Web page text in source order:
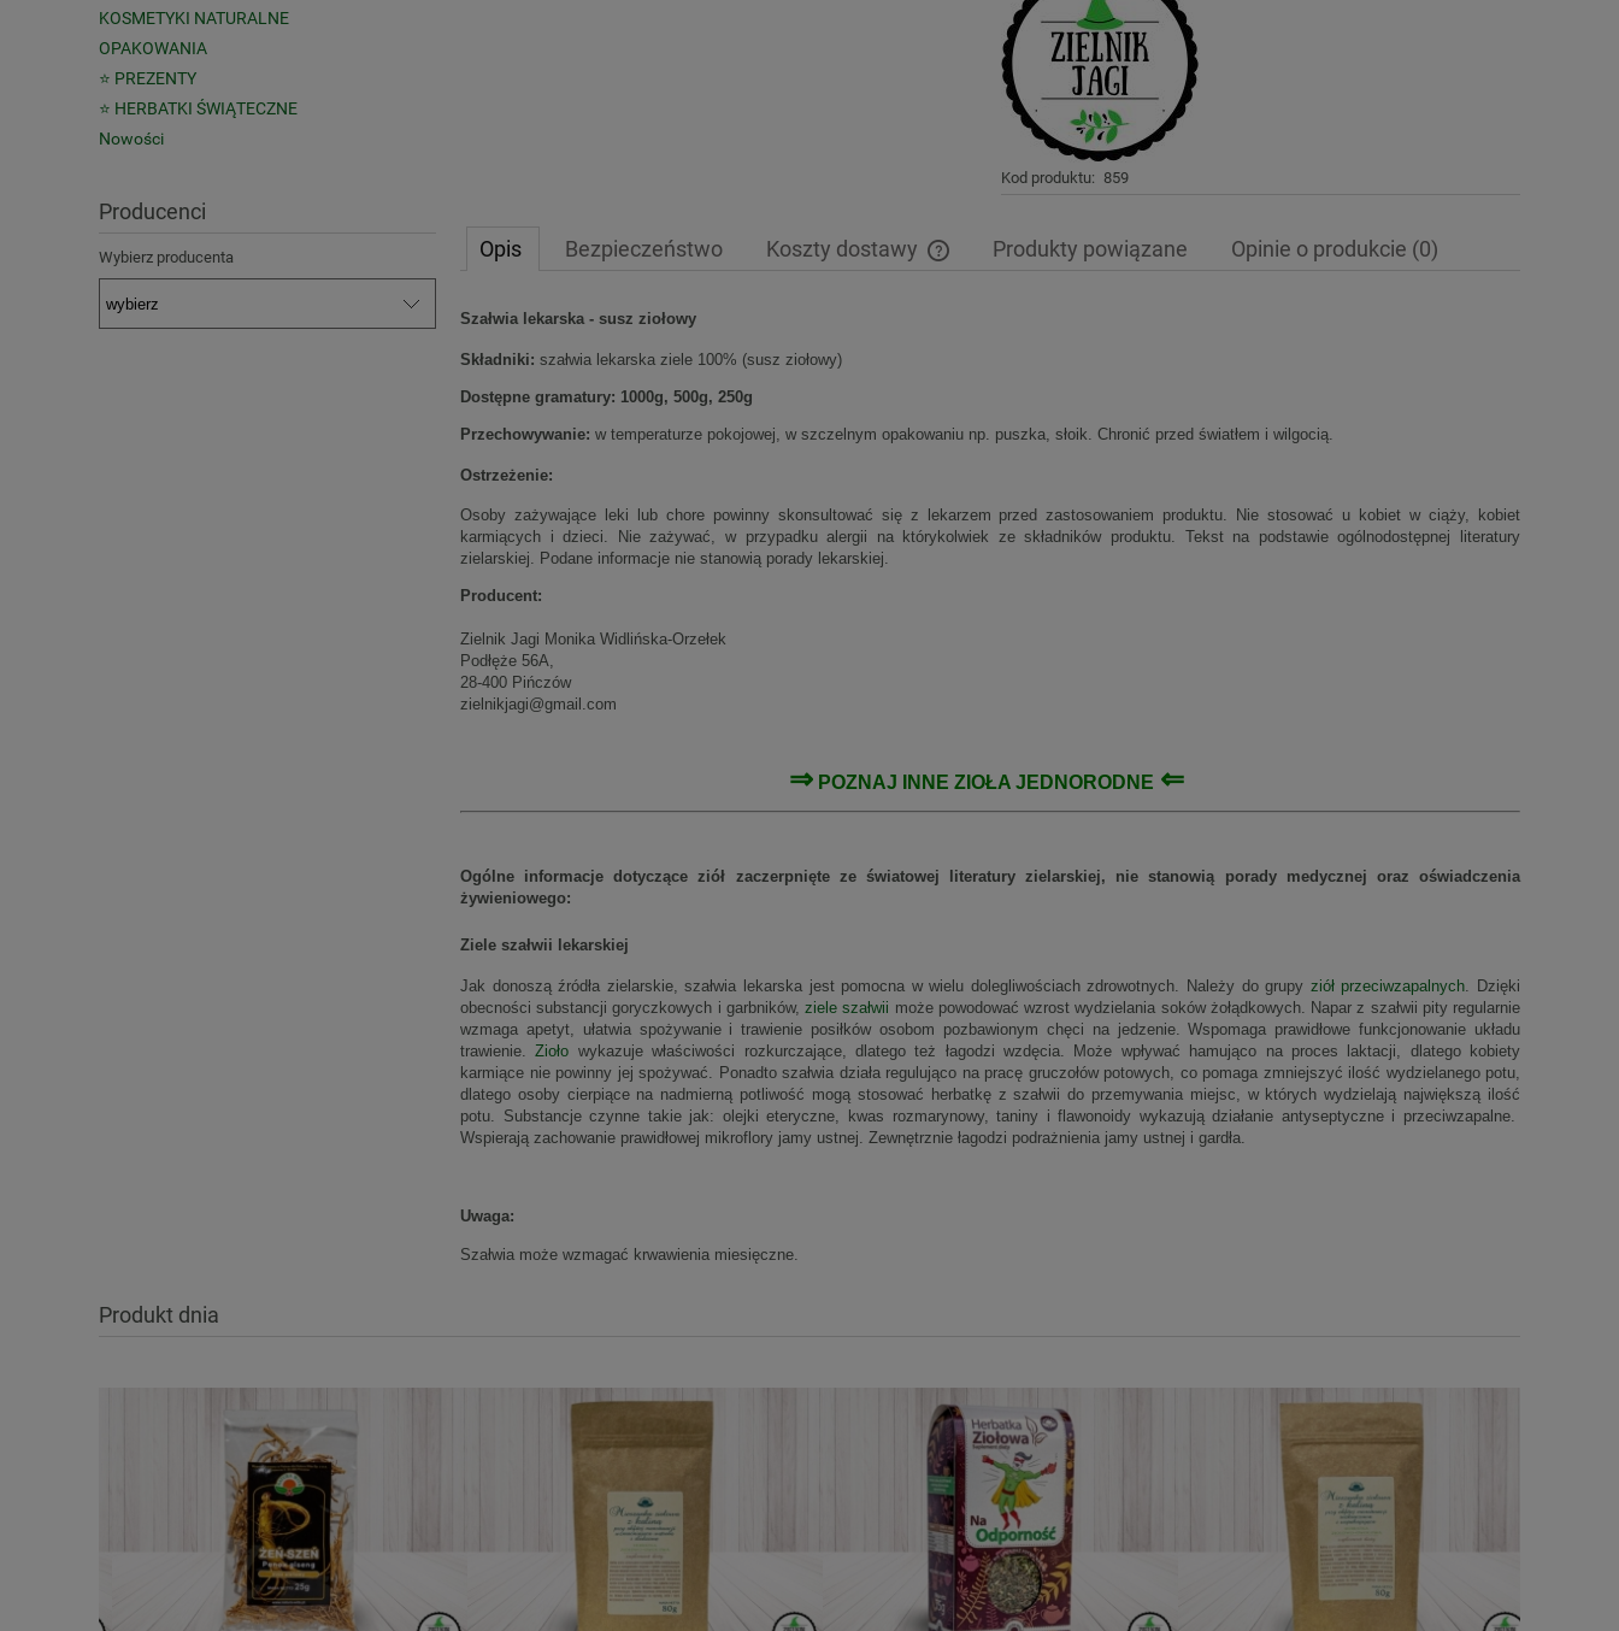
KOSMETYKI NATURALNE
OPAKOWANIA
⭐ PREZENTY
⭐ HERBATKI ŚWIĄTECZNE
Nowości
Producenci
Wybierz producenta
Kod produktu: 859
Opis Bezpieczeństwo Koszty dostawy Produkty powiązane Opinie o produkcie (0)
Szałwia lekarska - susz ziołowy
Składniki: szałwia lekarska ziele 100% (susz ziołowy)
Dostępne gramatury: 1000g, 500g, 250g
Przechowywanie: w temperaturze pokojowej, w szczelnym opakowaniu np. puszka, słoik. Chronić przed światłem i wilgocią.
Ostrzeżenie:
Osoby zażywające leki lub chore powinny skonsultować się z lekarzem przed zastosowaniem produktu. Nie stosować u kobiet w ciąży, kobiet
karmiących i dzieci. Nie zażywać, w przypadku alergii na którykolwiek ze składników produktu. Tekst na podstawie ogólnodostępnej literatury
zielarskiej. Podane informacje nie stanowią porady lekarskiej.
Producent:
Zielnik Jagi Monika Widlińska-Orzełek
Podłęże 56A,
28-400 Pińczów
zielnikjagi@gmail.com
⇒ POZNAJ INNE ZIOŁA JEDNORODNE ⇐
Ogólne informacje dotyczące ziół zaczerpnięte ze światowej literatury zielarskiej, nie stanowią porady medycznej oraz oświadczenia
żywieniowego:
Ziele szałwii lekarskiej
Jak donoszą źródła zielarskie, szałwia lekarska jest pomocna w wielu dolegliwościach zdrowotnych. Należy do grupy ziół przeciwzapalnych. Dzięki
obecności substancji goryczkowych i garbników,ziele szałwii może powodować wzrost wydzielania soków żołądkowych. Napar z szałwii pity regularnie
wzmaga apetyt, ułatwia spożywanie i trawienie posiłków osobom pozbawionym chęci na jedzenie. Wspomaga prawidłowe funkcjonowanie układu
trawienie.Zioło wykazuje właściwości rozkurczające, dlatego też łagodzi wzdęcia. Może wpływać hamująco na proces laktacji, dlatego kobiety
karmiące nie powinny jej spożywać. Ponadto szałwia działa regulująco na pracę gruczołów potowych, co pomaga zmniejszyć ilość wydzielanego potu,
dlatego osoby cierpiące na nadmierną potliwość mogą stosować herbatkę z szałwii do przemywania miejsc, w których wydzielają największą ilość
potu. Substancje czynne takie jak: olejki eteryczne, kwas rozmarynowy, taniny i flawonoidy wykazują działanie antyseptyczne i przeciwzapalne.
Wspierają zachowanie prawidłowej mikroflory jamy ustnej. Zewnętrznie łagodzi podrażnienia jamy ustnej i gardła.
Uwaga:
Szałwia może wzmagać krwawienia miesięczne.
Produkt dnia